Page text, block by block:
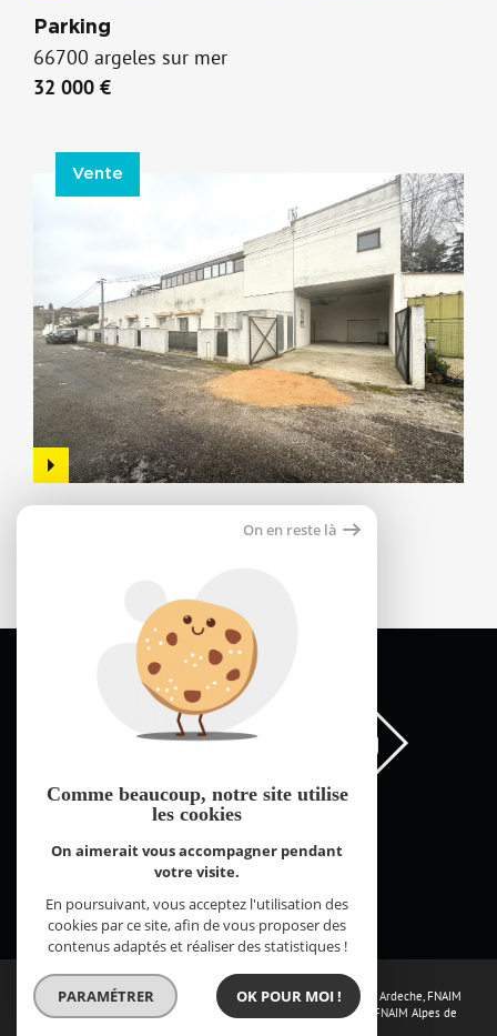
Parking
66700 argeles sur mer
32 000 €
Vente
FNAIM Pyrénées Orientales © 2026 | Tous droits réservés |
Réalisé par
Les sites de la fédération : FNAIM Loire Atlantique, FNAIM Drome Ardeche, FNAIM
Aix Marseille Provence,FNAIM Alpes Maritimes FNAIM Vaucluse
FNAIM Alpes de
On en reste là
Comme beaucoup, notre site utilise
les cookies
On aimerait vous accompagner pendant
votre visite.
En poursuivant, vous acceptez l'utilisation des
cookies par ce site, afin de vous proposer des
contenus adaptés et réaliser des statistiques !
PARAMÉTRER OK POUR MOI !